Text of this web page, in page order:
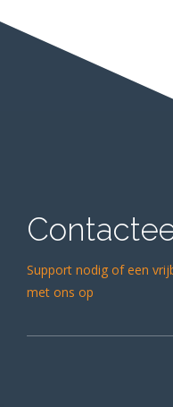
Support nodig of een
met ons op